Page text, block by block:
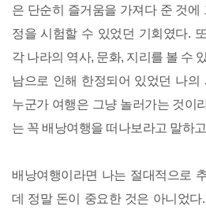
은 단순히 즐거움을 가져다 준 것에
정을 시험할 수 있었던 기회였다.
각 나라의 역사, 문화, 지리를 볼 수
남으로 인해 한정되어 있었던 나의
누군가 여행은 그냥 놀러가는 것이
는 꼭 배낭여행을 떠나보라고 말하
배낭여행이라면 나는 절대적으로
데 정말 돈이 중요한 것은 아니었